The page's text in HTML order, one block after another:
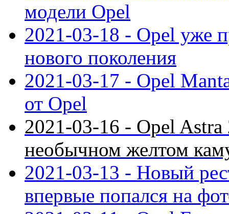
модели Opel
2021-03-18 - Opel уже
нового поколения
2021-03-17 - Opel
от Opel
2021-03-16 - Opel Astra
необычном желтом
2021-03-13 - Новый
впервые попался на